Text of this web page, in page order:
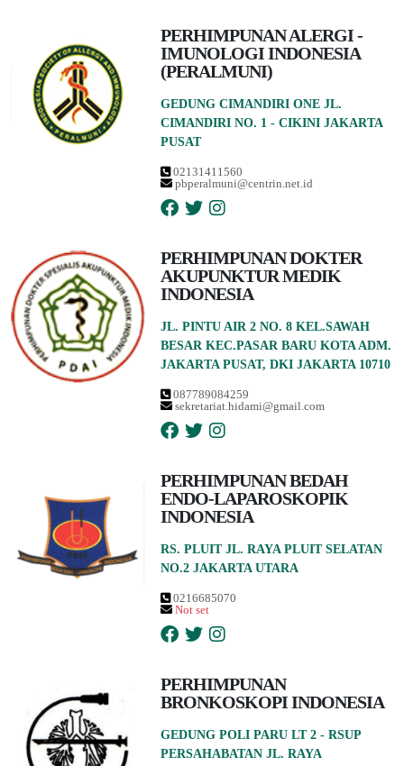
PERHIMPUNAN ALERGI -
IMUNOLOGI INDONESIA
(PERALMUNI)
GEDUNG CIMANDIRI ONE JL.
CIMANDIRI NO. 1 - CIKINI JAKARTA
PUSAT
02131411560
pbperalmuni@centrin.net.id
PERHIMPUNAN DOKTER
AKUPUNKTUR MEDIK
INDONESIA
JL. PINTU AIR 2 NO. 8 KEL.SAWAH
BESAR KEC.PASAR BARU KOTA ADM.
JAKARTA PUSAT, DKI JAKARTA 10710
087789084259
sekretariat.hidami@gmail.com
PERHIMPUNAN BEDAH
ENDO-LAPAROSKOPIK
INDONESIA
RS. PLUIT JL. RAYA PLUIT SELATAN
NO.2 JAKARTA UTARA
0216685070
Not set
PERHIMPUNAN
BRONKOSKOPI INDONESIA
GEDUNG POLI PARU LT 2 - RSUP
PERSAHABATAN JL. RAYA